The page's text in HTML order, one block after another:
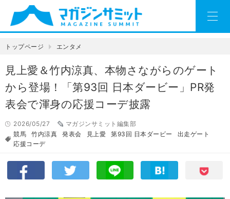
トップページ エンタメ
見上愛＆竹内涼真、本物さながらのゲート
から登場！「第93回 日本ダービー」PR発
表会で渾身の応援コーデ披露
2026/05/27
マガジンサミット編集部
競馬
竹内涼真 発表会 見上愛 第93回 日本ダービー
出走ゲート
応援コーデ